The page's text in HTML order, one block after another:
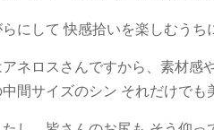
にして 快感拾いを楽しむうち
アネロスさんですから、素材感
中間サイズのシン それだけでも